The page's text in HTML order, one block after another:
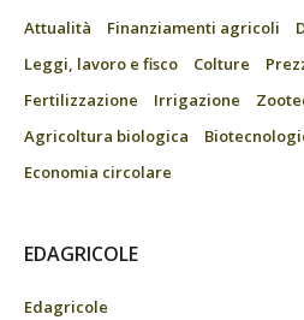
Attualità Finanziamenti agricoli
Leggi, lavoro e fisco
Colture
Fertilizzazione
Irrigazione
Agricoltura biologica
Economia circolare
EDAGRICOLE
Edagricole